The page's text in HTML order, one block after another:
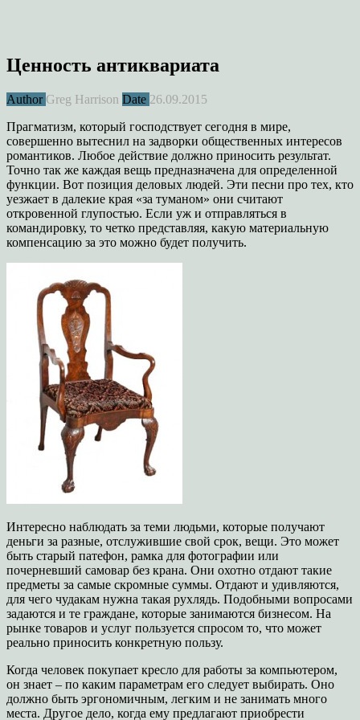
Ценность антиквариата
Author Greg Harrison Date 26.09.2015
Прагматизм, который господствует сегодня в мире,
совершенно вытеснил на задворки общественных интересов
романтиков. Любое действие должно приносить результат.
Точно так же каждая вещь предназначена для определенной
функции. Вот позиция деловых людей. Эти песни про тех, кто
уезжает в далекие края «за туманом» они считают
откровенной глупостью. Если уж и отправляться в
командировку, то четко представляя, какую материальную
компенсацию за это можно будет получить.
Интересно наблюдать за теми людьми, которые получают
деньги за разные, отслужившие свой срок, вещи. Это может
быть старый патефон, рамка для фотографии или
почерневший самовар без крана. Они охотно отдают такие
предметы за самые скромные суммы. Отдают и удивляются,
для чего чудакам нужна такая рухлядь. Подобными вопросами
задаются и те граждане, которые занимаются бизнесом. На
рынке товаров и услуг пользуется спросом то, что может
реально приносить конкретную пользу.
Когда человек покупает кресло для работы за компьютером,
он знает – по каким параметрам его следует выбирать. Оно
должно быть эргономичным, легким и не занимать много
места. Другое дело, когда ему предлагают приобрести